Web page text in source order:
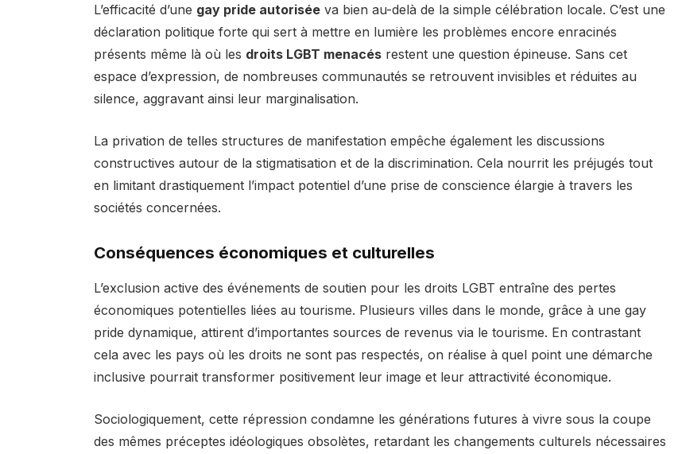
L’efficacité d’une gay pride autoriséeva bien au-delà de la simple célébration locale. C’est une
déclaration politique forte qui sert à mettre en lumière les problèmes encore enracinés
présents même là où les droits LGBT menacésrestent une question épineuse. Sans cet
espace d’expression, de nombreuses communautés se retrouvent invisibles et réduites au
silence, aggravant ainsi leur marginalisation.
La privation de telles structures de manifestation empêche également les discussions
constructives autour de la stigmatisation et de la discrimination. Cela nourrit les préjugés tout
en limitant drastiquement l’impact potentiel d’une prise de conscience élargie à travers les
sociétés concernées.
Conséquences économiques et culturelles
L’exclusion active des événements de soutien pour les droits LGBT entraîne des pertes
économiques potentielles liées au tourisme. Plusieurs villes dans le monde, grâce à une gay
pride dynamique, attirent d’importantes sources de revenus via le tourisme. En contrastant
cela avec les pays où les droits ne sont pas respectés, on réalise à quel point une démarche
inclusive pourrait transformer positivement leur image et leur attractivité économique.
Sociologiquement, cette répression condamne les générations futures à vivre sous la coupe
des mêmes préceptes idéologiques obsolètes, retardant les changements culturels nécessaires